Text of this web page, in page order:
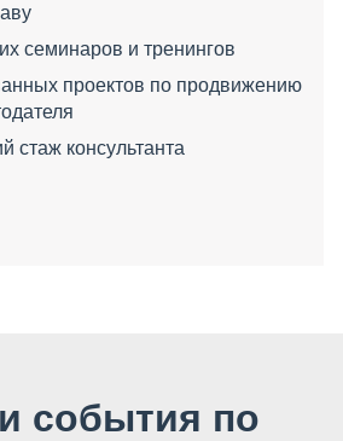
семинаров и тренингов
проектов по продвижению
стаж консультанта
события по